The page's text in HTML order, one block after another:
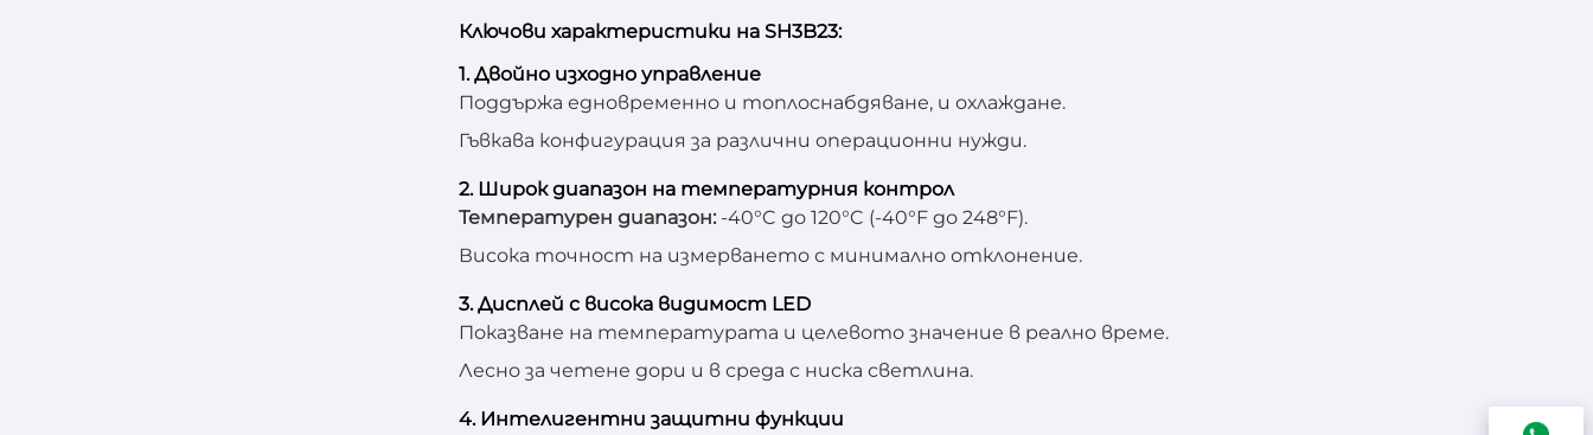
Ключови характеристики на SH3B23:
1. Двойно изходно управление
Поддържа едновременно и топлоснабдяване, и охлаждане.
Гъвкава конфигурация за различни операционни нужди.
2. Широк диапазон на температурния контрол
Температурен диапазон: -40°C до 120°C (-40°F до 248°F).
Висока точност на измерването с минимално отклонение.
3. Дисплей с висока видимост LED
Показване на температурата и целевото значение в реално време.
Лесно за четене дори и в среда с ниска светлина.
4. Интелигентни защитни функции